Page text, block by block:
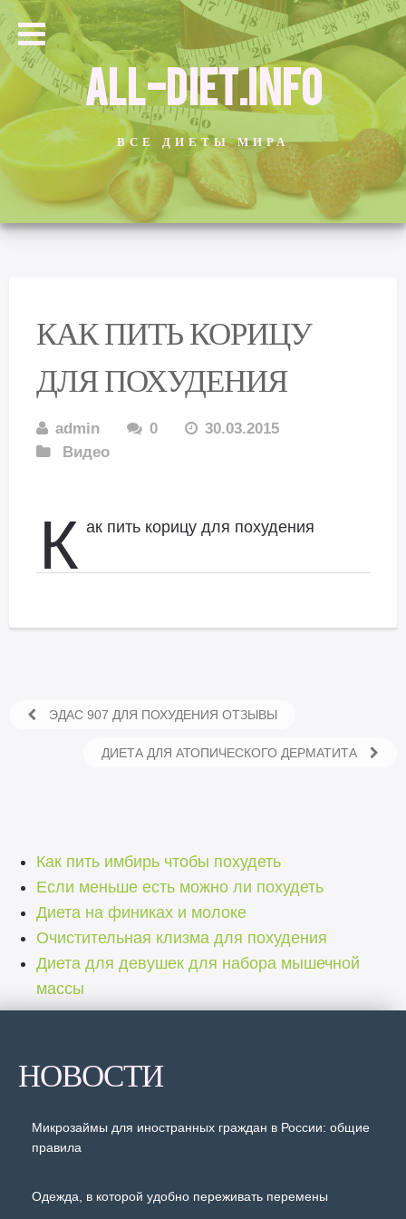
ALL-DIET.INFO
ВСЕ ДИЕТЫ МИРА
КАК ПИТЬ КОРИЦУ
ДЛЯ ПОХУДЕНИЯ
admin 0
30.03.2015
Видео
К ак пить корицу для похудения
ЭДАС 907 ДЛЯ ПОХУДЕНИЯ ОТЗЫВЫ
ДИЕТА ДЛЯ АТОПИЧЕСКОГО ДЕРМАТИТА
Как пить имбирь чтобы похудеть
Если меньше есть можно ли похудеть
Диета на финиках и молоке
Очистительная клизма для похудения
Диета для девушек для набора мышечной
массы
НОВОСТИ
Микрозаймы для иностранных граждан в России: общие
правила
Одежда, в которой удобно переживать перемены